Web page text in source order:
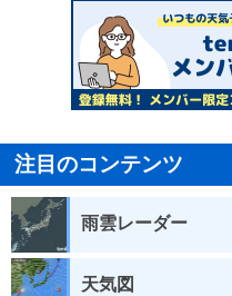
注目のコンテンツ
雨雲レーダー
天気図